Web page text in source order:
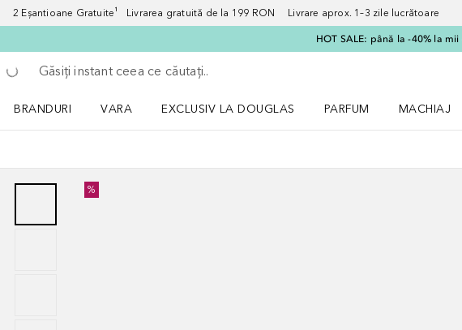
2 Eșantioane Gratuite¹ Livrarea gratuită de la 199 RON Livrare aprox. 1–3 zile lucrătoare
HOT SALE: până la -40% la
Înapoi
Executați căutarea
BRANDURI
VARA
EXCLUSIV LA DOUGLAS
PARFUM
MACHIAJ
%